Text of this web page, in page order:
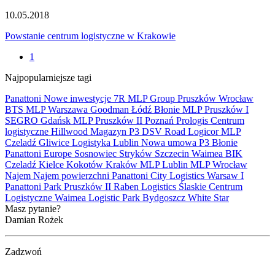
10.05.2018
Powstanie centrum logistyczne w Krakowie
1
Najpopularniejsze tagi
Panattoni Nowe inwestycje 7R MLP Group Pruszków Wrocław
BTS MLPWarszawa Goodman Łódź Błonie MLP Pruszków I
SEGRO Gdańsk MLP Pruszków II Poznań Prologis Centrum
logistyczne Hillwood Magazyn P3 DSV Road LogicorMLP
Czeladź Gliwice Logistyka Lublin Nowa umowa P3 Błonie
Panattoni Europe Sosnowiec Stryków Szczecin Waimea BIK
Czeladź Kielce Kokotów Kraków MLP Lublin MLP Wrocław
Najem Najem powierzchni Panattoni City Logistics Warsaw I
Panattoni Park Pruszków II Raben Logistics Ślaskie Centrum
Logistyczne Waimea Logistic Park Bydgoszcz White Star
Masz pytanie?
Damian Rożek
Zadzwoń